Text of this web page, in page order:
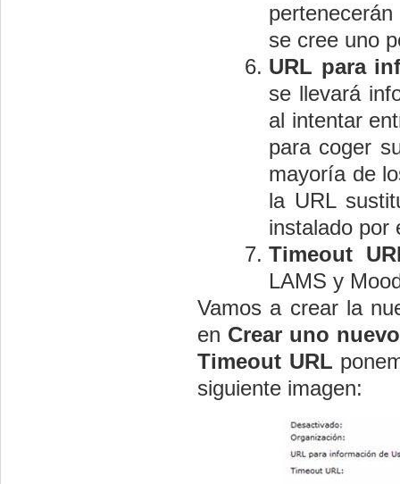
se cree uno
URL para
se llevará
al intentar
para coger
mayoría de
la URL
instalado por
Timeout
LAMS y
Vamos a crear la
en Crear uno nuevo
Timeout URL
siguiente imagen: